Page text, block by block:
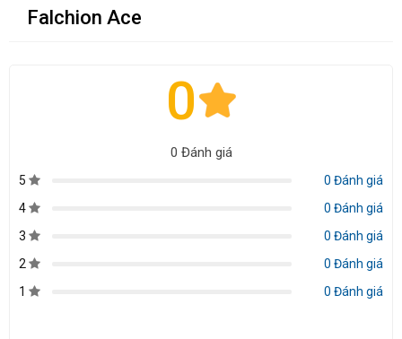
Falchion Ace
0
0 Đánh giá
5
0 Đánh giá
4
0 Đánh giá
3
0 Đánh giá
2
0 Đánh giá
1
0 Đánh giá